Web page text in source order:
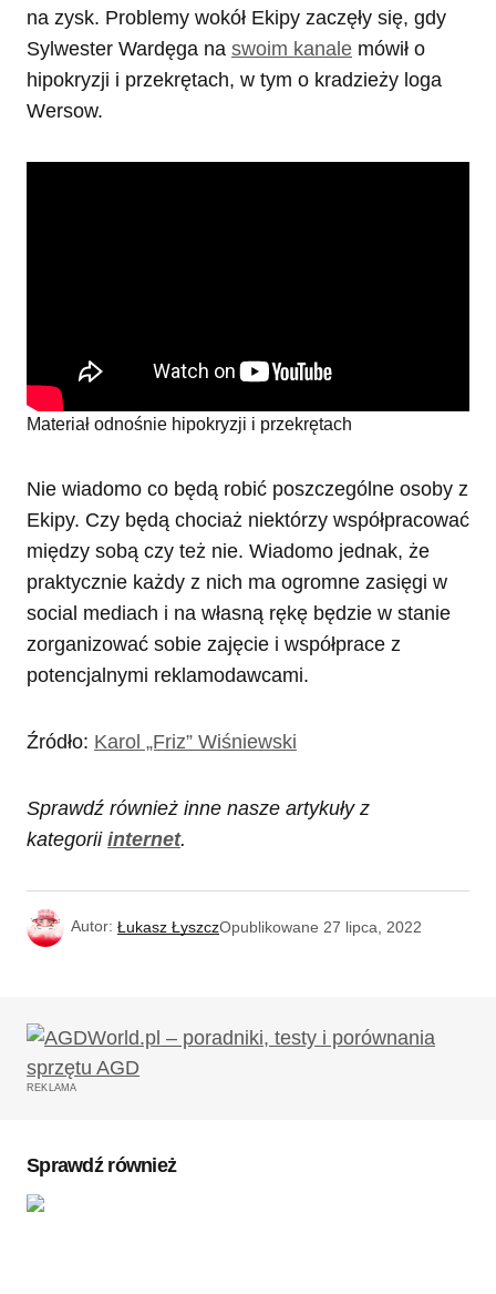
na zysk. Problemy wokół Ekipy zaczęły się, gdy
Sylwester Wardęga na swoim kanale mówił o
hipokryzji i przekrętach, w tym o kradzieży loga
Wersow.
Materiał odnośnie hipokryzji i przekrętach
Nie wiadomo co będą robić poszczególne osoby z
Ekipy. Czy będą chociaż niektórzy współpracować
między sobą czy też nie. Wiadomo jednak, że
praktycznie każdy z nich ma ogromne zasięgi w
social mediach i na własną rękę będzie w stanie
zorganizować sobie zajęcie i współprace z
potencjalnymi reklamodawcami.
Źródło: Karol „Friz” Wiśniewski
Sprawdź również inne nasze artykuły z
kategorii internet.
Autor: Łukasz ŁyszczOpublikowane 27 lipca, 2022
REKLAMA
Sprawdź również